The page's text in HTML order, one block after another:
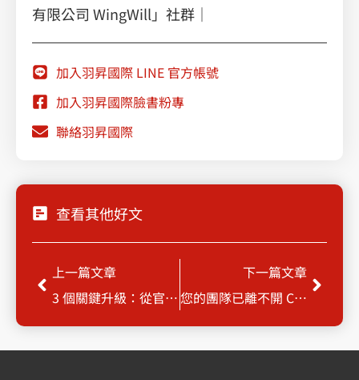
有限公司 WingWill」社群｜
加入羽昇國際 LINE 官方帳號
加入羽昇國際臉書粉專
聯絡羽昇國際
查看其他好文
上一頁
上一篇文章
3 個關鍵升級：從官網到自動化的獲利公式 —— 羽昇國際引領 AISEO 轉型新紀元
下一篇文章
您的團隊已離不開 Claude？是時候為最強 AI 助手升級企業級安全架構！
下一